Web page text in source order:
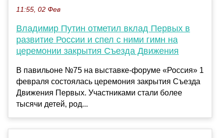
11:55, 02 Фев
Владимир Путин отметил вклад Первых в
развитие России и спел с ними гимн на
церемонии закрытия Съезда Движения
В павильоне №75 на выставке-форуме «Россия» 1
февраля состоялась церемония закрытия Съезда
Движения Первых. Участниками стали более
тысячи детей, род...